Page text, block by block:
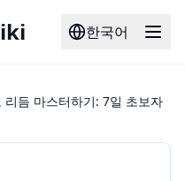
한국어
리듬 마스터하기: 7일 초보자